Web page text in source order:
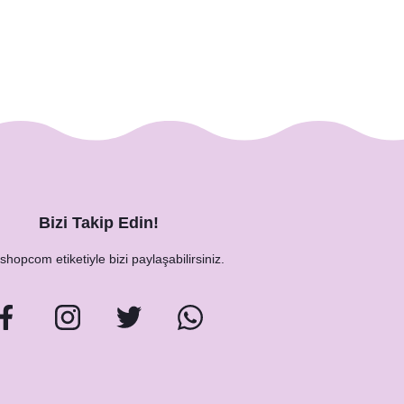
Bizi Takip Edin!
etiketiyle bizi paylaşabilirsiniz.